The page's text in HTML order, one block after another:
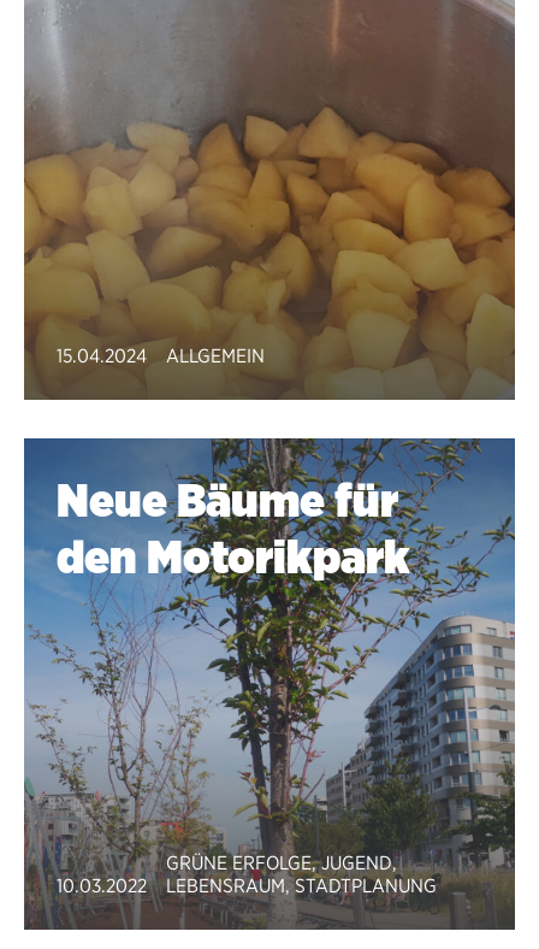
15.04.2024 ALLGEMEIN
Neue Bäume für
den Motorikpark
10.03.2022
GRÜNE ERFOLGE,JUGEND,
LEBENSRAUM,STADTPLANUNG